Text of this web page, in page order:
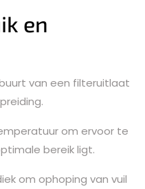
en
van een filteruitlaat
om ervoor te
bereik ligt.
om ophoping van vuil